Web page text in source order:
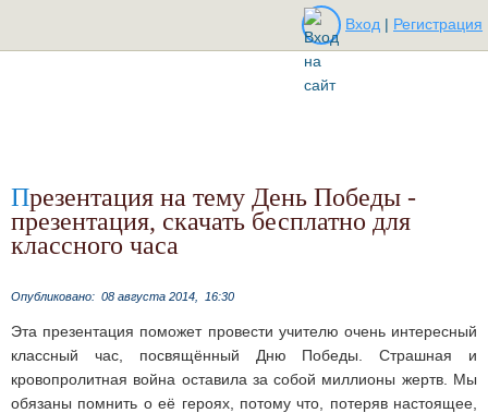
Вход | Регистрация
Презентация на тему День Победы -
презентация, скачать бесплатно для
классного часа
Опубликовано: 08 августа 2014, 16:30
Эта презентация поможет провести учителю очень интересный
классный час, посвящённый Дню Победы. Страшная и
кровопролитная война оставила за собой миллионы жертв. Мы
обязаны помнить о её героях, потому что, потеряв настоящее,